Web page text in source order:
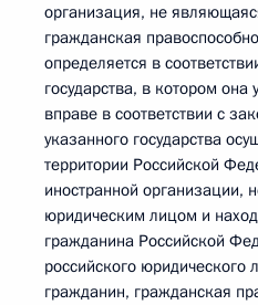
организация, не
гражданская
определяется в
государства, в котором она
вправе в соответствии с
указанного государства
территории Российской
иностранной организации,
юридическим лицом и
гражданина Российской
российского юридического
гражданин, гражданская